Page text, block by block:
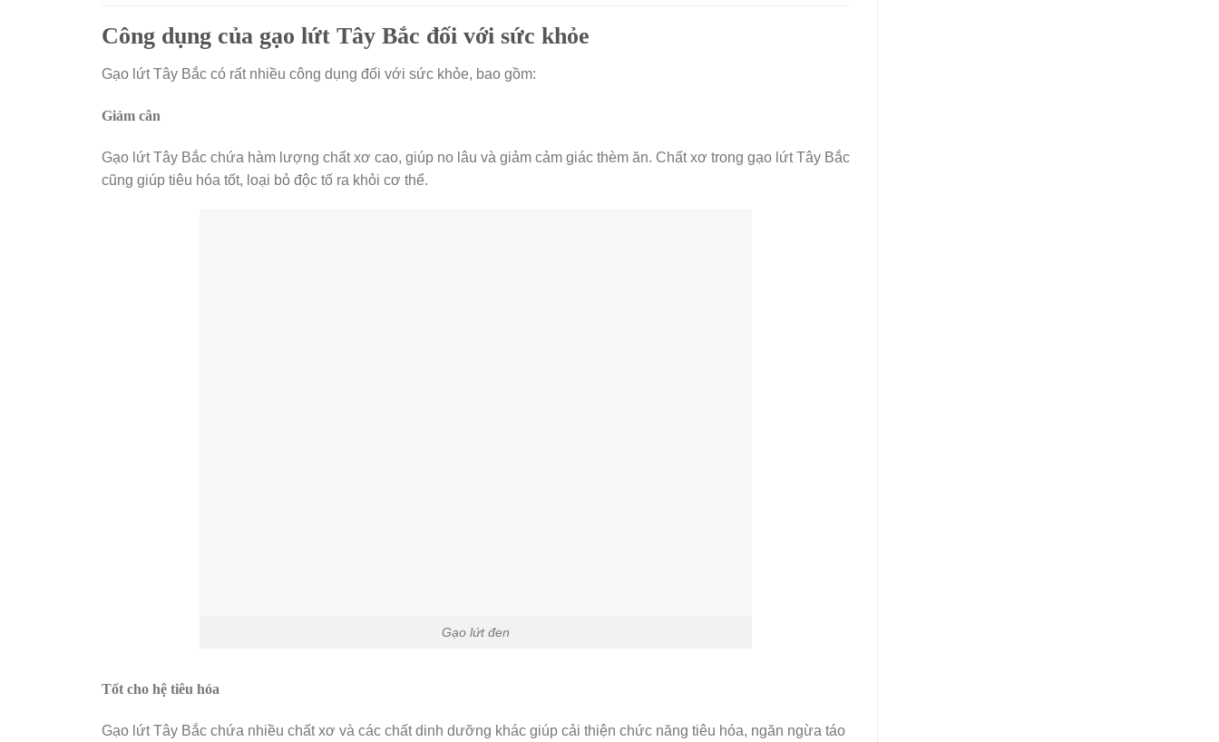
Công dụng của gạo lứt Tây Bắc đối với sức khỏe
Gạo lứt Tây Bắc có rất nhiều công dụng đối với sức khỏe, bao gồm:
Giảm cân
Gạo lứt Tây Bắc chứa hàm lượng chất xơ cao, giúp no lâu và giảm cảm giác thèm ăn. Chất xơ trong gạo lứt Tây Bắc
cũng giúp tiêu hóa tốt, loại bỏ độc tố ra khỏi cơ thể.
Gạo lứt đen
Tốt cho hệ tiêu hóa
Gạo lứt Tây Bắc chứa nhiều chất xơ và các chất dinh dưỡng khác giúp cải thiện chức năng tiêu hóa, ngăn ngừa táo